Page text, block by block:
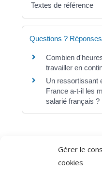
Gérer le
cookies
Textes de référence
Questions ?
Combien
travailler en
Un ressortissant
France a-t-il les
salarié français ?
Direction de l'information
comarquage developpé par